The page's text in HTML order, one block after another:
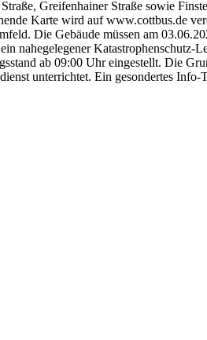
Greifenhainer Straße sowie
Karte wird auf www.cottbus.de
Die Gebäude müssen am
nahegelegener Katastrophenschutz-
ab 09:00 Uhr eingestellt. Die
unterrichtet. Ein gesondertes